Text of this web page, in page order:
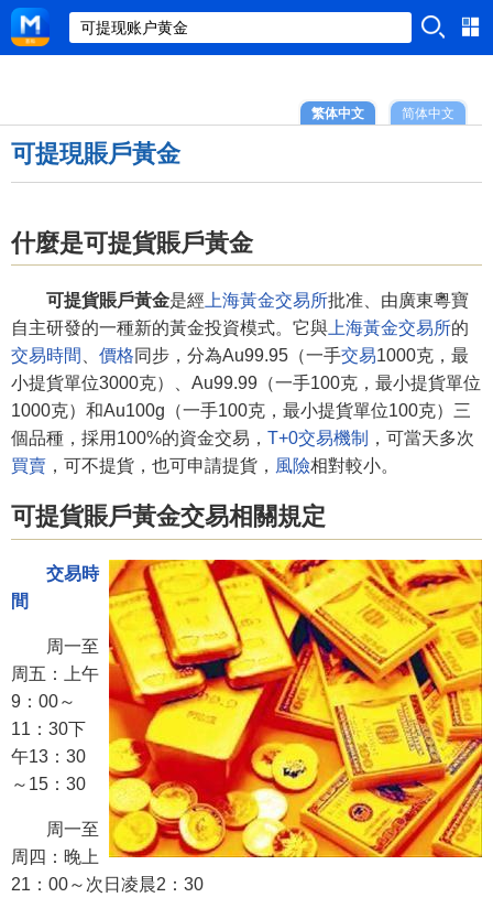
简体中文
繁体中文
可提現賬戶黃金
什麼是可提貨賬戶黃金
可提貨賬戶黃金是經 上海黃金交易所批准、由廣東粵寶
自主研發的一種新的黃金投資模式。它與 上海黃金交易所的
交易時間
價格同步，分為Au99.95（一手交易1000克，最
小提貨單位3000克）、Au99.99（一手100克，最小提貨單位
1000克）和Au100g（一手100克，最小提貨單位100克）三
個品種，採用100%的資金交易， T+0交易機制
，可當天多次
買賣 ，可不提貨，也可申請提貨， 風險相對較小。
可提貨賬戶黃金交易相關規定
交易時
間
周一至
周五：上午
9：00～
11：30下
午13：30
～15：30
周一至
周四：晚上
21：00～次日凌晨2：30